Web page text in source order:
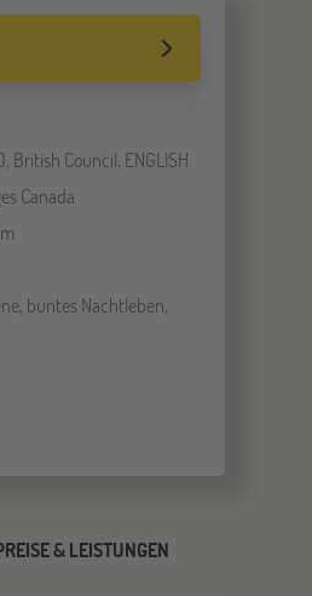
British Council, ENGLISH
Canada
buntes Nachtleben,
& LEISTUNGEN